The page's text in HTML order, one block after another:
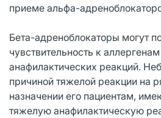
приеме альфа-
Бета-адреноблокаторы могут
чувствительность к
анафилактических реакций.
причиной тяжелой реакции на
назначении его пациентам,
тяжелую анафилактическую